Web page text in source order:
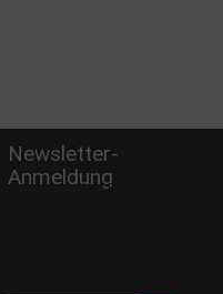
Newsletter-
Anmeldung
Verpasse keine Rabatt-